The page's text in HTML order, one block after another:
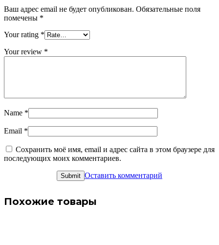
Ваш адрес email не будет опубликован. Обязательные поля
помечены *
Your rating *
Your review *
Name *
Email *
Сохранить моё имя, email и адрес сайта в этом браузере для
последующих моих комментариев.
Оставить комментарий
Похожие товары